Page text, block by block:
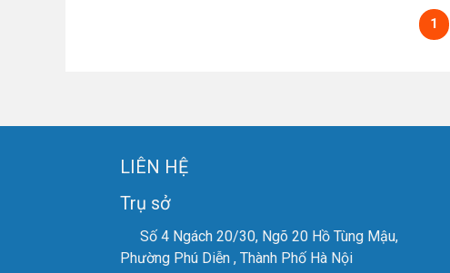
1
LIÊN HỆ
Trụ sở
Số 4 Ngách 20/30, Ngõ 20 Hồ Tùng Mậu,
Phường Phú Diễn , Thành Phố Hà Nội